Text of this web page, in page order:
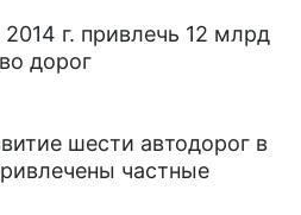
г. привлечь 12 млрд
дорог
шести автодорог в
частные